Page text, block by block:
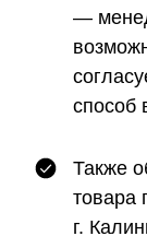
—
способ
Также
товара
г.